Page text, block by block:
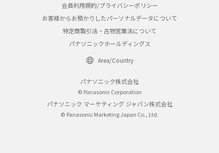
会員利用規約/プライバシーポリシー
お客様からお預かりしたパーソナルデータについて
特定商取引法・古物営業法について
パナソニックホールディングス
Area/Country
パナソニック株式会社
© Panasonic Corporation
パナソニック マーケティング ジャパン株式会社
© Panasonic Marketing Japan Co., Ltd.